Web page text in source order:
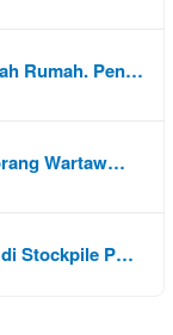
Rumah. Pen…
Wartaw…
di Stockpile P…